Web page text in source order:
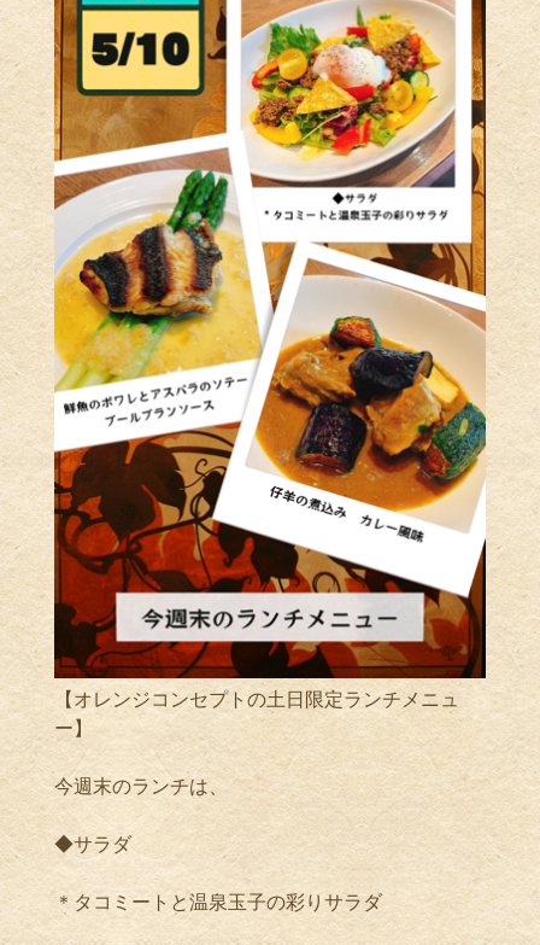
【オレンジコンセプトの土日限定ランチメニュ
ー】
今週末のランチは、
◆サラダ
＊タコミートと温泉玉子の彩りサラダ